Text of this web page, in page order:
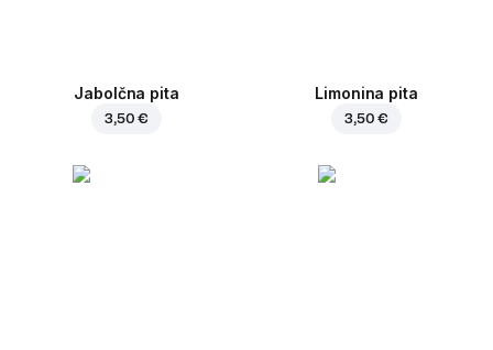
Jabolčna pita
3,50 €
Limonina pita
3,50 €